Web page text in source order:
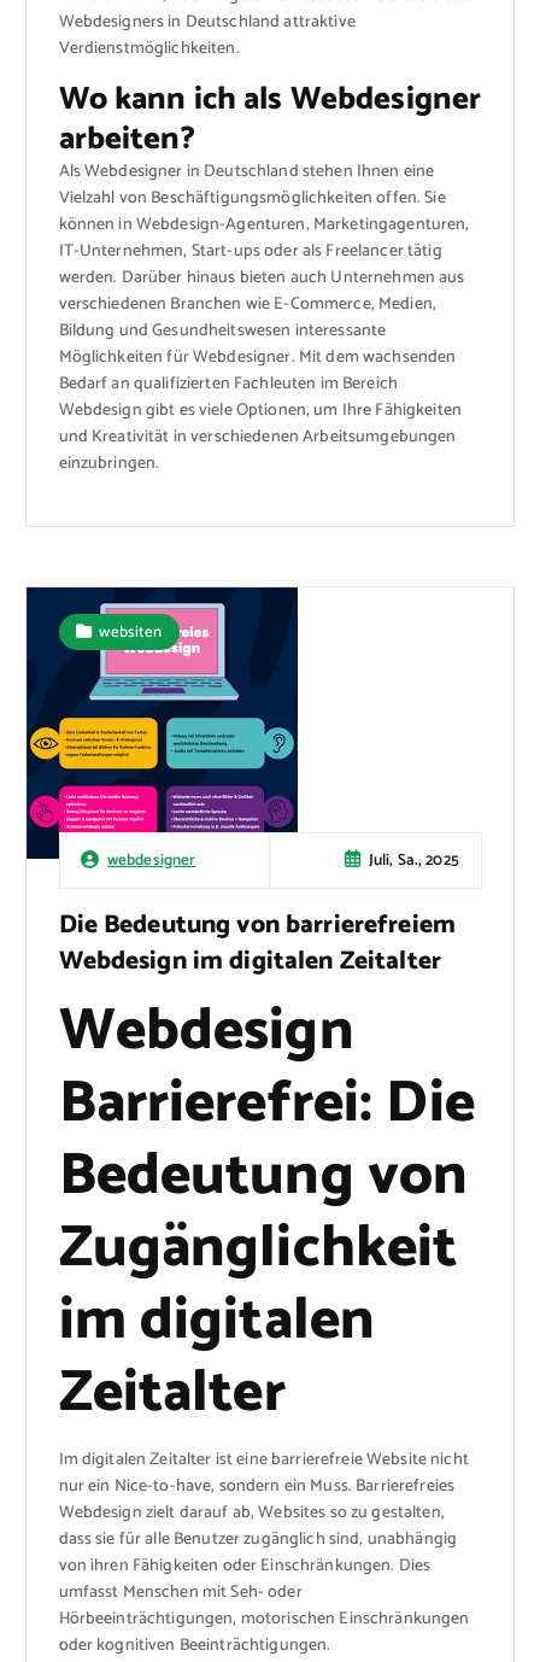
Webdesigners in Deutschland attraktive
Verdienstmöglichkeiten.
Wo kann ich als Webdesigner
arbeiten?
Als Webdesigner in Deutschland stehen Ihnen eine
Vielzahl von Beschäftigungsmöglichkeiten offen. Sie
können in Webdesign-Agenturen, Marketingagenturen,
IT-Unternehmen, Start-ups oder als Freelancer tätig
werden. Darüber hinaus bieten auch Unternehmen aus
verschiedenen Branchen wie E-Commerce, Medien,
Bildung und Gesundheitswesen interessante
Möglichkeiten für Webdesigner. Mit dem wachsenden
Bedarf an qualifizierten Fachleuten im Bereich
Webdesign gibt es viele Optionen, um Ihre Fähigkeiten
und Kreativität in verschiedenen Arbeitsumgebungen
einzubringen.
webdesigner Juli, Sa., 2025
websiten
Die Bedeutung von barrierefreiem
Webdesign im digitalen Zeitalter
Webdesign
Barrierefrei: Die
Bedeutung von
Zugänglichkeit
im digitalen
Zeitalter
Im digitalen Zeitalter ist eine barrierefreie Website nicht
nur ein Nice-to-have, sondern ein Muss. Barrierefreies
Webdesign zielt darauf ab, Websites so zu gestalten,
dass sie für alle Benutzer zugänglich sind, unabhängig
von ihren Fähigkeiten oder Einschränkungen. Dies
umfasst Menschen mit Seh- oder
Hörbeeinträchtigungen, motorischen Einschränkungen
oder kognitiven Beeinträchtigungen.